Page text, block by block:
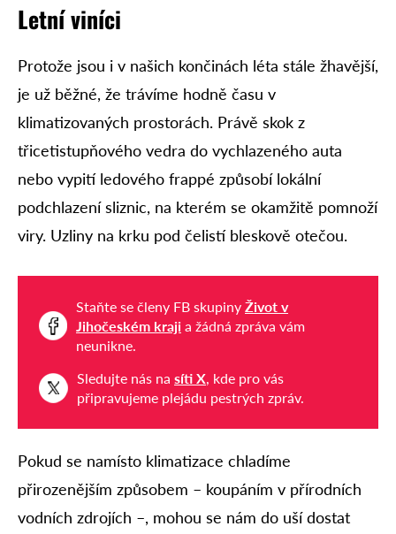
Letní viníci
Protože jsou i v našich končinách léta stále žhavější,
je už běžné, že trávíme hodně času v
klimatizovaných prostorách. Právě skok z
třicetistupňového vedra do vychlazeného auta
nebo vypití ledového frappé způsobí lokální
podchlazení sliznic, na kterém se okamžitě pomnoží
viry. Uzliny na krku pod čelistí bleskově otečou.
Staňte se členy FB skupiny Život v
Jihočeském kraji a žádná zpráva vám
neunikne.
Sledujte nás na síti X, kde pro vás
připravujeme plejádu pestrých zpráv.
Pokud se namísto klimatizace chladíme
přirozenějším způsobem – koupáním v přírodních
vodních zdrojích –, mohou se nám do uší dostat